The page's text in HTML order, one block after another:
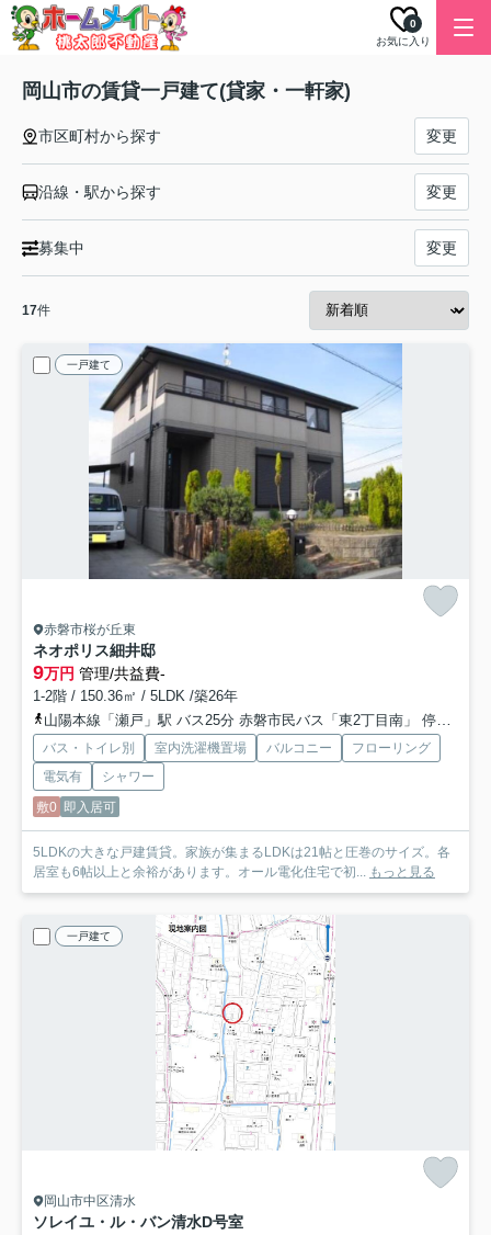
お気に入り
0
岡山市の賃貸一戸建て(貸家・一軒家)
市区町村から探す 変更
沿線・駅から探す 変更
募集中 変更
17件
一戸建て
赤磐市桜が丘東
ネオポリス細井邸
9万円 管理/共益費-
1-2階 / 150.36㎡ / 5LDK /築26年
山陽本線「瀬戸」駅 バス25分 赤磐市民バス「東2丁目南」 停歩4分
バス・トイレ別 室内洗濯機置場 バルコニー
フローリング
電気有
シャワー
敷0 即入居可
5LDKの大きな戸建賃貸。家族が集まるLDKは21帖と圧巻のサイズ。各
居室も6帖以上と余裕があります。オール電化住宅で初... もっと見る
一戸建て
岡山市中区清水
ソレイユ・ル・バン清水D号室